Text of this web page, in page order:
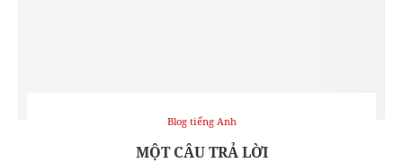
Blog tiếng Anh
MỘT CÂU TRẢ LỜI